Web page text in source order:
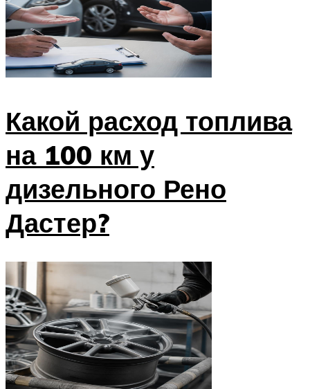
Какой расход топлива
на 100 км у
дизельного Рено
Дастер?